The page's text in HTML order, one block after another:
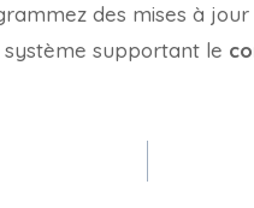
des mises à
supportant le